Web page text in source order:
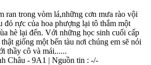
ran trong vòm lá,những cơn mưa rào vội
đỏ rực của hoa phượng lại tô thắm một
hè lại đến. Với những học sinh cuối cấp
giống một bến tàu nơi chúng em sẽ nói
thầy cô và mái......
Châu - 9A1 | Nguồn tin : -/-